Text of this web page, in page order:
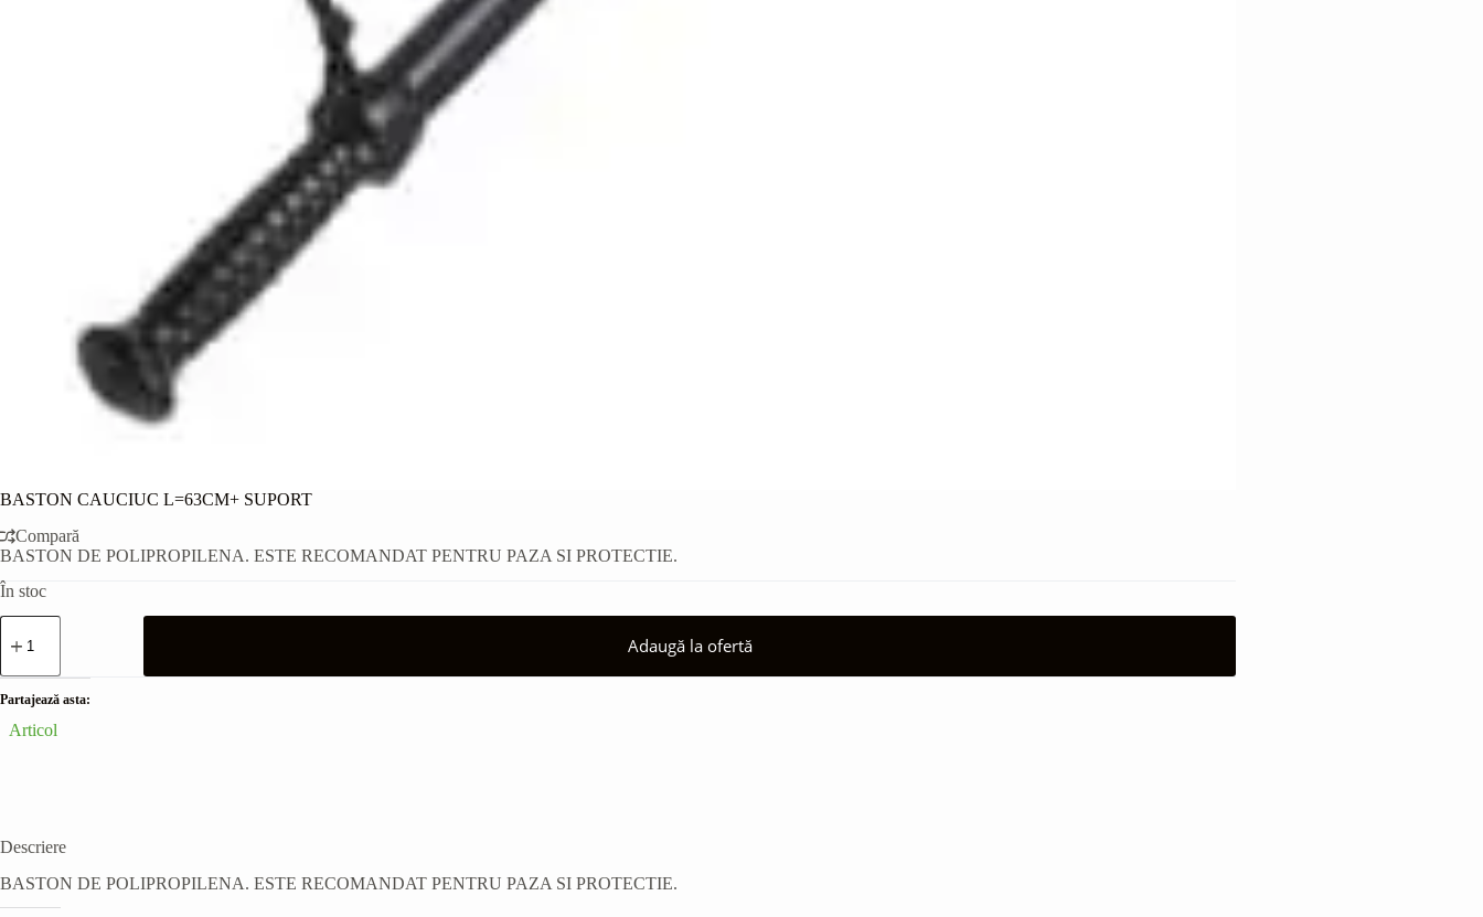
BASTON CAUCIUC L=63CM+ SUPORT
Compară
BASTON DE POLIPROPILENA. ESTE RECOMANDAT PENTRU PAZA SI PROTECTIE.
În stoc
Cantitate
BASTON
L=63CM+
SUPORT
Adaugă la ofertă
Partajează asta:
Articol
Descriere
BASTON DE POLIPROPILENA. ESTE RECOMANDAT PENTRU PAZA SI PROTECTIE.